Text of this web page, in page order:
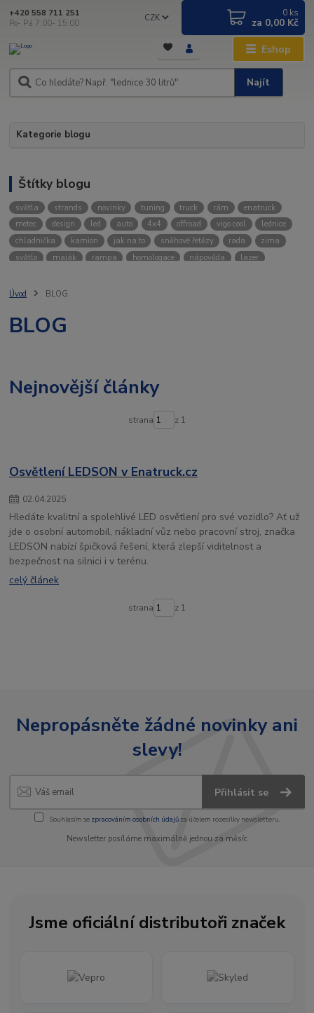
Eshop
CZK
Najít
+420 558 711 251
Po- Pá 7:00- 15:00
0 ks
za 0,00 Kč
Kategorie blogu
Štítky blogu
světla strands novinky tuning truck rám
enatruck
metec
design led auto 4x4 offroad vigo cool
lednice
chladnička
kamion jak na to sněhové řetězy rada
zima
světlo
maják rampa homologace nápověda
lazer
stresni ram
autochladnička
Úvod BLOG
BLOG
Nejnovější články
strana z 1
Osvětlení LEDSON v Enatruck.cz
02.04.2025
Hledáte kvalitní a spolehlivé LED osvětlení pro své vozidlo? Ať už
jde o osobní automobil, nákladní vůz nebo pracovní stroj, značka
LEDSON nabízí špičková řešení, která zlepší viditelnost a
bezpečnost na silnici i v terénu.
celý článek
strana z 1
Nepropásněte žádné novinky ani
slevy!
Přihlásit se
Souhlasím se zpracováním osobních údajůza účelem rozesílky newsletteru.
Newsletter posíláme maximálně jednou za měsíc
Jsme oficiální distributoři značek